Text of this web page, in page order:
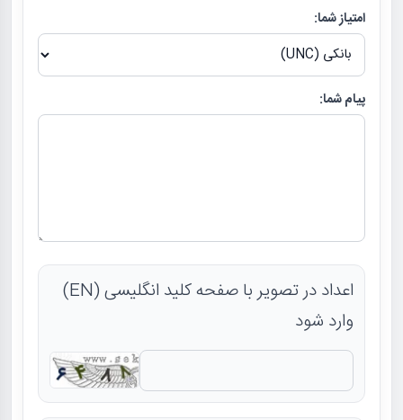
امتیاز شما:
پیام شما:
اعداد در تصویر با صفحه کلید انگلیسی (EN)
وارد شود